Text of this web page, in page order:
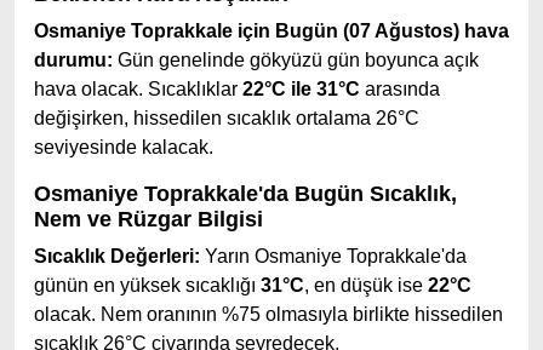
Osmaniye Toprakkale için Bugün (07 Ağustos) hava
durumu: Gün genelinde gökyüzü gün boyunca açık
hava olacak. Sıcaklıklar 22°C ile 31°C arasında
değişirken, hissedilen sıcaklık ortalama 26°C
seviyesinde kalacak.
Osmaniye Toprakkale'da Bugün Sıcaklık,
Nem ve Rüzgar Bilgisi
Sıcaklık Değerleri: Yarın Osmaniye Toprakkale'da
günün en yüksek sıcaklığı 31°C, en düşük ise 22°C
olacak. Nem oranının %75 olmasıyla birlikte hissedilen
sıcaklık 26°C civarında seyredecek.